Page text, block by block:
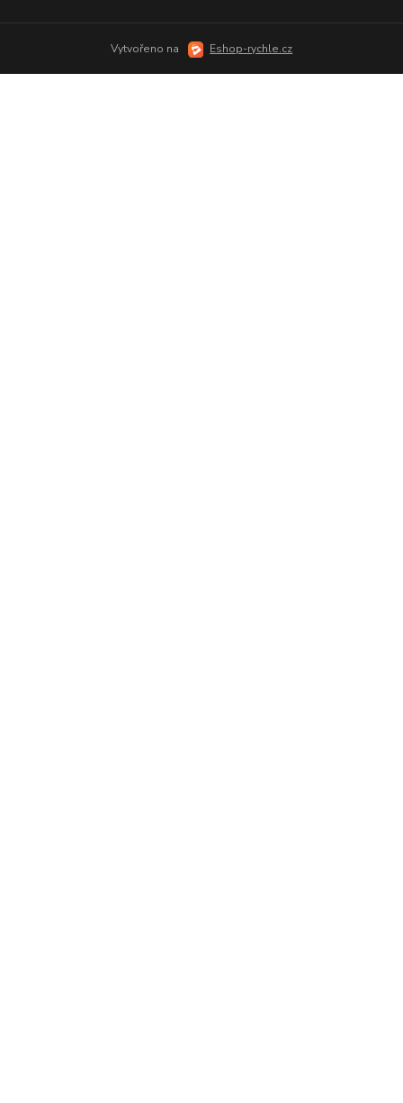
Vytvořeno na Eshop-rychle.cz